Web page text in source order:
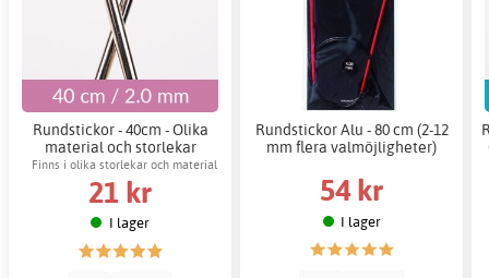
Rundstickor - 40cm - Olika
material och storlekar
Finns i olika storlekar och material
21 kr
I lager
Rundstickor Alu - 80 cm (2-12
mm flera valmöjligheter)
54 kr
I lager